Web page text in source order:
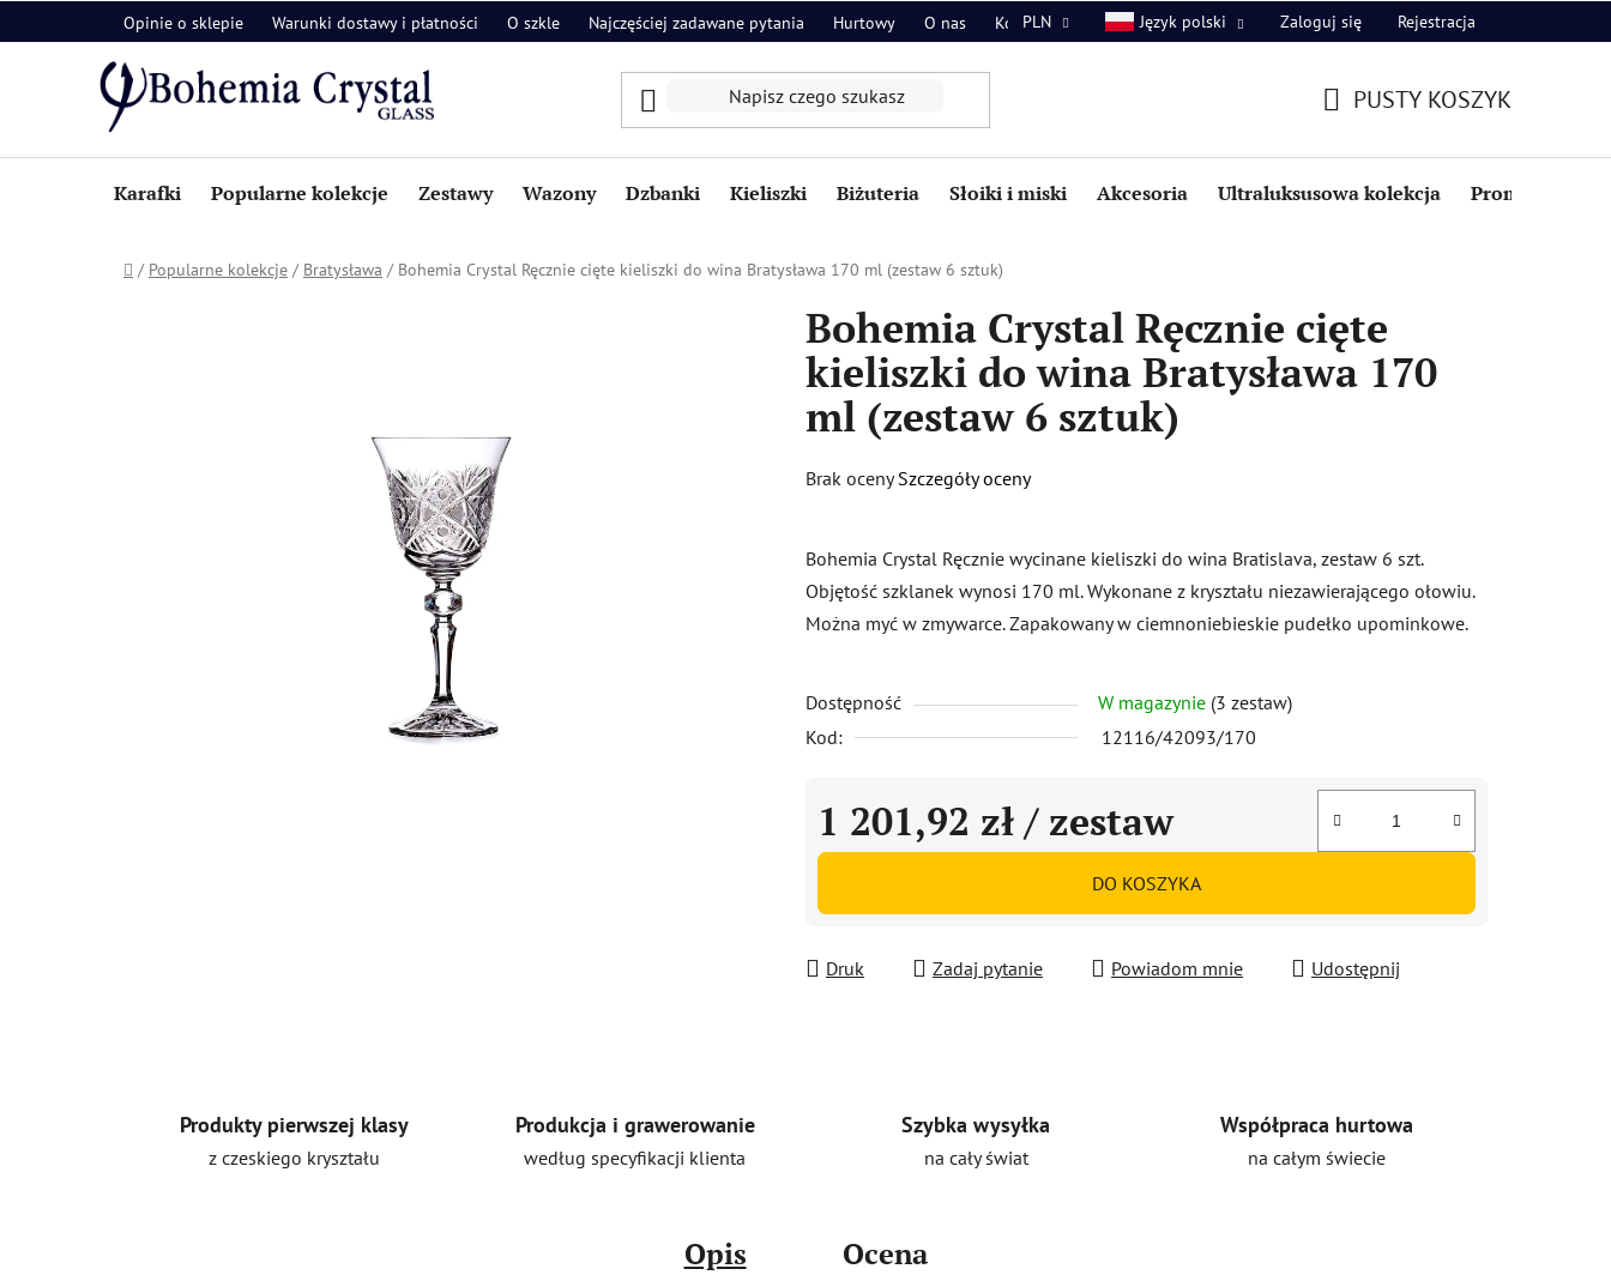
do
Opinie o sklepie Warunki dostawy i płatności O szkle Najczęściej zadawane pytania Hurtowy O nas Kontakt
PLN Język polski Zaloguj się Rejestracja
PUSTY KOSZYK
Karafki Popularne kolekcje Zestawy Wazony Dzbanki Kieliszki Biżuteria Słoiki i miski Akcesoria Ultraluksusowa kolekcja Promocje i
Home
/ Popularne kolekcje / Bratysława / Bohemia Crystal Ręcznie cięte kieliszki do wina Bratysława 170 ml (zestaw 6 sztuk)
Bohemia Crystal Ręcznie cięte
kieliszki do wina Bratysława 170
ml (zestaw 6 sztuk)
Średnia
wynosi
0,0
na
gwiazdek.
Brak oceny Szczegóły oceny
Bohemia Crystal Ręcznie wycinane kieliszki do wina Bratislava, zestaw 6 szt.
Objętość szklanek wynosi 170 ml. Wykonane z kryształu niezawierającego ołowiu.
Można myć w zmywarce. Zapakowany w ciemnoniebieskie pudełko upominkowe.
Dostępność W magazynie (3 zestaw)
Kod:
12116/42093/170
1 201,92 zł / zestaw
Cena jednostkowa:
DO KOSZYKA
Druk Zadaj pytanie Powiadom mnie Udostępnij
Produkty pierwszej klasy
z czeskiego kryształu
Produkcja i grawerowanie
według specyfikacji klienta
Szybka wysyłka
na cały świat
Współpraca hurtowa
na całym świecie
Opis Ocena